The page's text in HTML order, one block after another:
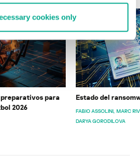
cookies only
para
2026
Estado del
FABIO ASSOLINI MARC
DARYA GORODILOVA